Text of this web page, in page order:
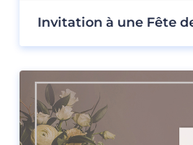
Invitation à une Fête